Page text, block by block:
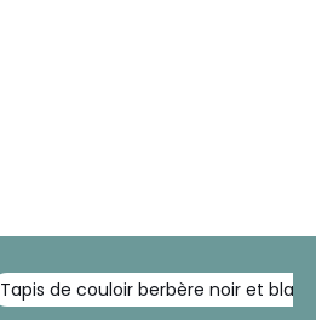
Tapis de couloir berbère noir et blanc